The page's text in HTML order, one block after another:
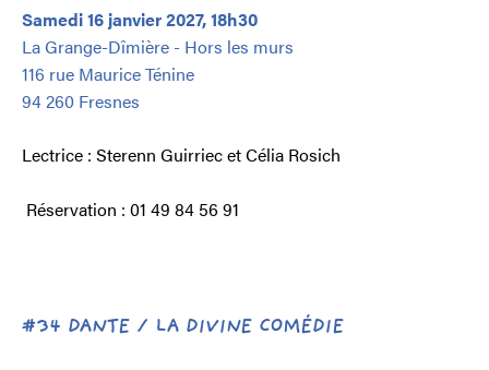
Samedi 16 janvier 2027, 18h30
La Grange-Dîmière - Hors les murs
116 rue Maurice Ténine
94 260 Fresnes
Lectrice : Sterenn Guirriec et Célia Rosich
Réservation : 01 49 84 56 91
#34 DANTE / LA DIVINE COMÉDIE